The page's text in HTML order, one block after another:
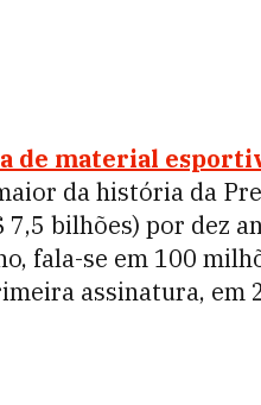
de material
da história da
bilhões) por dez
fala-se em 100
assinatura, em